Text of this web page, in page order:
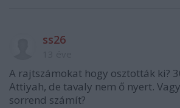
ss26
A rajtszámokat hogy osztották ki?
Attiyah, de tavaly nem ő nyert.
sorrend számít?